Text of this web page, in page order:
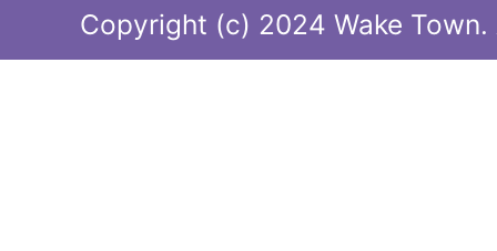
Copyright (c) 2024 Wake Town.